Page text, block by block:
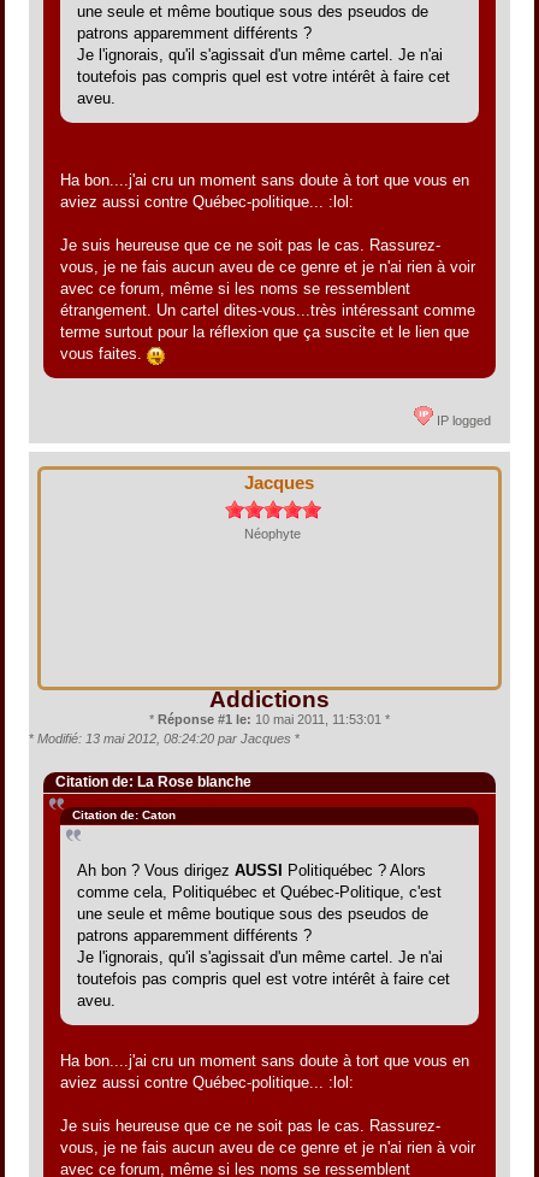
une seule et même boutique sous des pseudos de
patrons apparemment différents ?
Je l'ignorais, qu'il s'agissait d'un même cartel. Je n'ai
toutefois pas compris quel est votre intérêt à faire cet
aveu.
Ha bon....j'ai cru un moment sans doute à tort que vous en
aviez aussi contre Québec-politique... :lol:
Je suis heureuse que ce ne soit pas le cas. Rassurez-
vous, je ne fais aucun aveu de ce genre et je n'ai rien à voir
avec ce forum, même si les noms se ressemblent
étrangement. Un cartel dites-vous...très intéressant comme
terme surtout pour la réflexion que ça suscite et le lien que
vous faites.
IP logged
Jacques
Néophyte
Addictions
* Réponse #1 le: 10 mai 2011, 11:53:01 *
* Modifié: 13 mai 2012, 08:24:20 par Jacques *
Citation de: La Rose blanche
Citation de: Caton
Ah bon ? Vous dirigezAUSSI
Politiquébec ? Alors
comme cela, Politiquébec et Québec-Politique, c'est
une seule et même boutique sous des pseudos de
patrons apparemment différents ?
Je l'ignorais, qu'il s'agissait d'un même cartel. Je n'ai
toutefois pas compris quel est votre intérêt à faire cet
aveu.
Ha bon....j'ai cru un moment sans doute à tort que vous en
aviez aussi contre Québec-politique... :lol:
Je suis heureuse que ce ne soit pas le cas. Rassurez-
vous, je ne fais aucun aveu de ce genre et je n'ai rien à voir
avec ce forum, même si les noms se ressemblent